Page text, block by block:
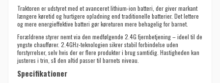
Traktoren er udstyret med et avanceret lithium-ion batteri, der giver markant
længere køretid og hurtigere opladning end traditionelle batterier. Det lettere
og mere energieffektive batteri gør køreturen mere behagelig for barnet.
Forældrene styrer nemt via den medfølgende 2.4G fjernbetjening – ideel til de
yngste chauffører. 2.4GHz-teknologien sikrer stabil forbindelse uden
forstyrrelser, selv hvis der er flere produkter i brug samtidig. Hastigheden kan
justeres i trin, så den altid passer til barnets niveau.
Specifikationer